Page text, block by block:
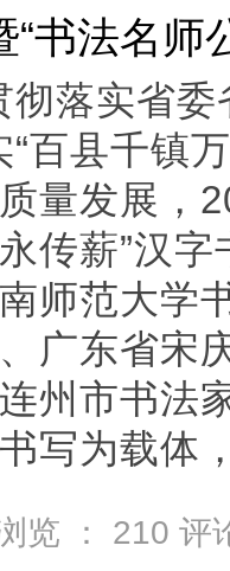
“书法名师
彻落实省
“百县千镇
量发展，
传薪”汉
师范大学
广东省宋
州市书法
写为载体
览 ： 210 评